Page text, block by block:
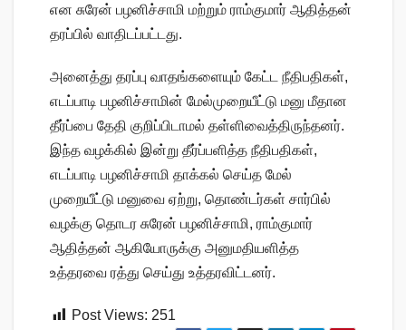
என சுரேன் பழனிச்சாமி மற்றும் ராம்குமார் ஆதித்தன்
தரப்பில் வாதிடப்பட்டது.
அனைத்து தரப்பு வாதங்களையும் கேட்ட நீதிபதிகள்,
எடப்பாடி பழனிச்சாமின் மேல்முறையீட்டு மனு மீதான
தீர்ப்பை தேதி குறிப்பிடாமல் தள்ளிவைத்திருந்தனர்.
இந்த வழக்கில் இன்று தீர்ப்பளித்த நீதிபதிகள்,
எடப்பாடி பழனிச்சாமி தாக்கல் செய்த மேல்
முறையீட்டு மனுவை ஏற்று, தொண்டர்கள் சார்பில்
வழக்கு தொடர சுரேன் பழனிச்சாமி, ராம்குமார்
ஆதித்தன் ஆகியோருக்கு அனுமதியளித்த
உத்தரவை ரத்து செய்து உத்தரவிட்டனர்.
Post Views: 251